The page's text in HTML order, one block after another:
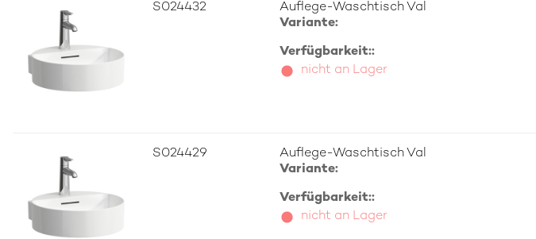
S024432
Auflege-Waschtisch Val
Variante:
Verfügbarkeit::
nicht an Lager
S024429
Auflege-Waschtisch Val
Variante:
Verfügbarkeit::
nicht an Lager